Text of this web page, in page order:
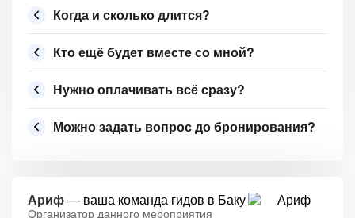
Когда и сколько длится?
Кто ещё будет вместе со мной?
Нужно оплачивать всё сразу?
Можно задать вопрос до бронирования?
Ариф— ваша команда гидов в Баку
Организатор данного мероприятия